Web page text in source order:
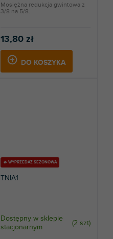
13,80 zł
DO KOSZYKA
Mosiężna redukcja gwintowa z
3/8 na 5/8.
🔥 WYPRZEDAŻ SEZONOWA
TNIA1
Dostępny w sklepie
stacjonarnym
(2 szt)